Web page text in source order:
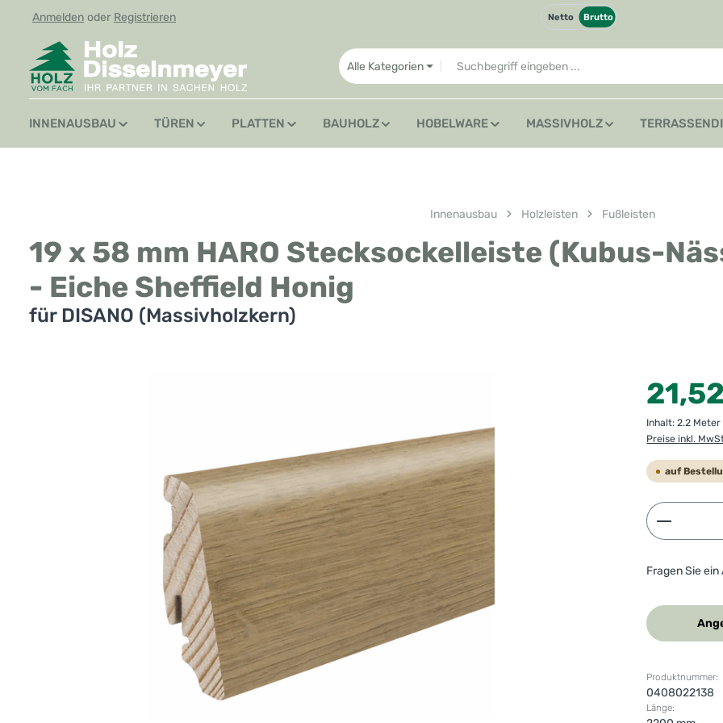
Hauptinhalt springen
Zur Suche springen
Zur Hauptnavigation springen
Anmelden oder Registrieren Netto Brutto
Alle Kategorien
INNENAUSBAU TÜREN PLATTEN BAUHOLZ HOBELWARE MASSIVHOLZ
Innenausbau Holzleisten Fußleisten
19 x 58 mm HARO Stecksockelleiste (Kubus-
- Eiche Sheffield Honig
für DISANO (Massivholzkern)
Regulärer Preis:
Inhalt:2.2 Meter
Preise inkl.
auf
Produkt
Fragen Sie
Produktnummer:
0408022138
Länge: